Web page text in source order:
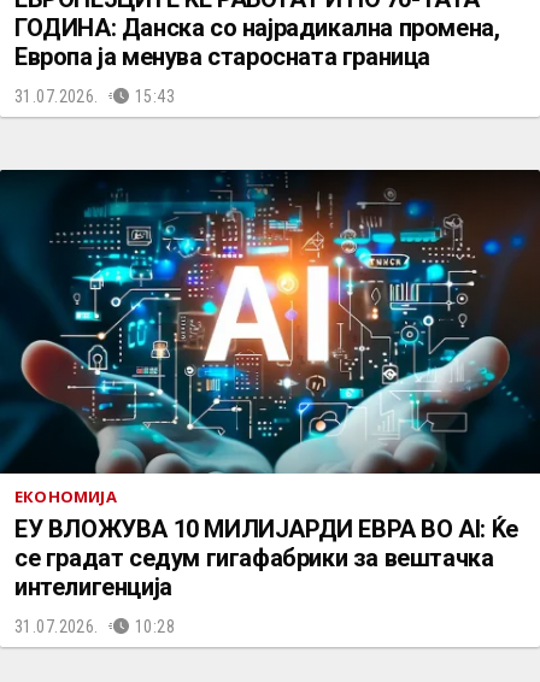
ГОДИНА: Данска со најрадикална промена,
Европа ја менува старосната граница
31.07.2026. 15:43
ЕКОНОМИЈА
ЕУ ВЛОЖУВА 10 МИЛИЈАРДИ ЕВРА ВО AI: Ќе
се градат седум гигафабрики за вештачка
интелигенција
31.07.2026. 10:28